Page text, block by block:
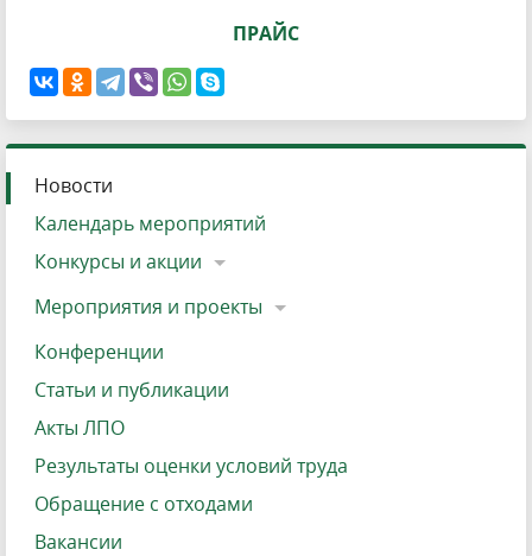
ПРАЙС
Новости
Календарь мероприятий
Конкурсы и акции
Мероприятия и проекты
Конференции
Статьи и публикации
Акты ЛПО
Результаты оценки условий труда
Обращение с отходами
Вакансии